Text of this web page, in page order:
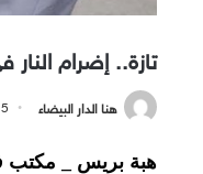
تازة.. إضرام
هنا الدار البيضاء 5 أكتوبر، 2024 - 2:19 مساءً
هبة بريس _ مكتب